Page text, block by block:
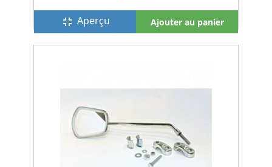
fullscreen_exit Aperçu Ajouter au panier